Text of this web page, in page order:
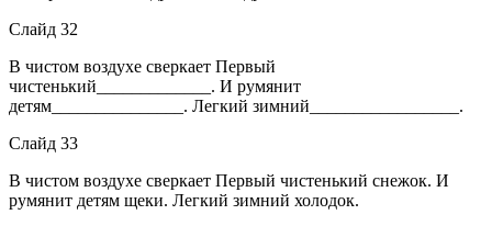
Слайд 32
В чистом воздухе сверкает Первый
чистенький_____________. И румянит
детям_______________. Легкий зимний_________________.
Слайд 33
В чистом воздухе сверкает Первый чистенький снежок. И
румянит детям щеки. Легкий зимний холодок.